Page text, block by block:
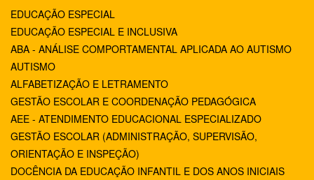
EDUCAÇÃO ESPECIAL
EDUCAÇÃO ESPECIAL E INCLUSIVA
ABA - ANÁLISE COMPORTAMENTAL APLICADA AO AUTISMO
AUTISMO
ALFABETIZAÇÃO E LETRAMENTO
GESTÃO ESCOLAR E COORDENAÇÃO PEDAGÓGICA
AEE - ATENDIMENTO EDUCACIONAL ESPECIALIZADO
GESTÃO ESCOLAR (ADMINISTRAÇÃO, SUPERVISÃO,
ORIENTAÇÃO E INSPEÇÃO)
DOCÊNCIA DA EDUCAÇÃO INFANTIL E DOS ANOS INICIAIS